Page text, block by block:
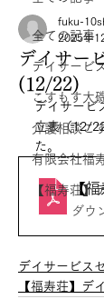
全ての記事
デイサービ
こすもす大
介護相談こ
有限会社福
【福寿荘】
デイサ
(12/22)
fuku-
2025年
デイサービ
立表（12/
た。
【福
ダウ
デイサービス
【福寿荘】デ